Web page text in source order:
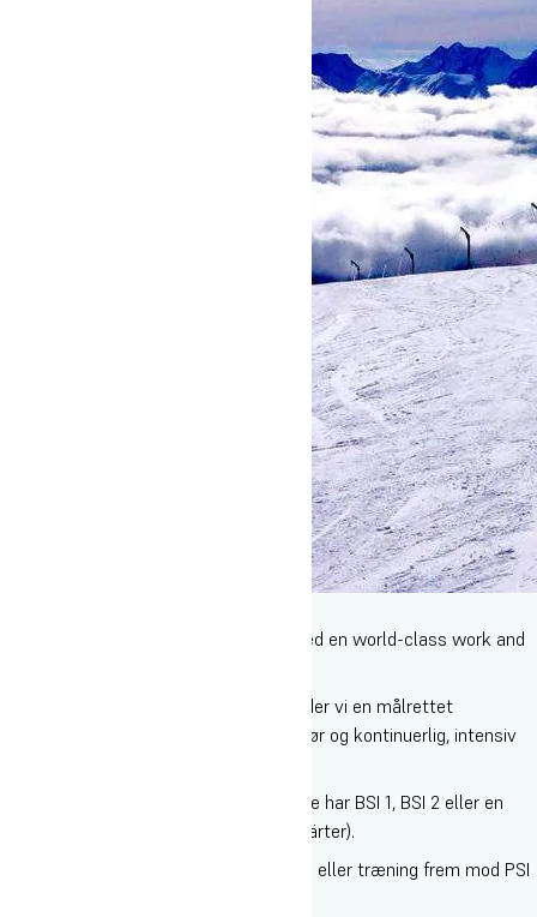
PSI-linjen kombinerer 15 dage på ski med en world-class work and
I samarbejde med Højmark Rejser tilbyder vi en målrettet
kombination af arbejde som skiinstruktør og kontinuerlig, intensiv
Du kan vælge PSI-linjen, hvis du allerede har BSI 1, BSI 2 eller en
tilsvarende level 1-uddannelse (fx Anwärter).
I efteråret tilbyder vi BSI 2-uddannelsen eller træning frem mod PSI